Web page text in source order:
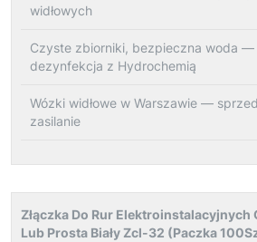
widłowych
Czyste zbiorniki, bezpieczna woda
dezynfekcja z Hydrochemią
Wózki widłowe w Warszawie —
zasilanie
Złączka Do Rur Elektroinstalacyjnych
Lub Prosta Biały Zcl-32 (Paczka